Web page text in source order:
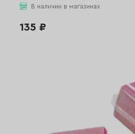
В наличии в магазинах
135 ₽